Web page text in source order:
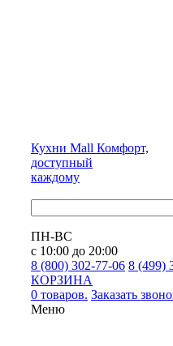
Кухни Mall Комфорт,
доступный
каждому
ПН-ВС
с 10:00 до 20:00
8 (800) 302-77-06 8 (499)
КОРЗИНА
0 товаров. Заказать
Меню